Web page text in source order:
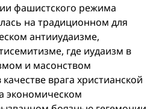
фашистского режима
на традиционном для
антииудаизме,
где иудаизм в
и масонством
врага христианской
экономическом